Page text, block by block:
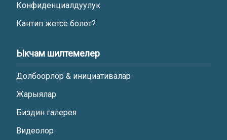
Конфиденциалдуулук
Кантип жетсе болот?
Ыкчам шилтемелер
Долбоорлор & инициативалар
Жарыялар
Биздин галерея
Видеолор